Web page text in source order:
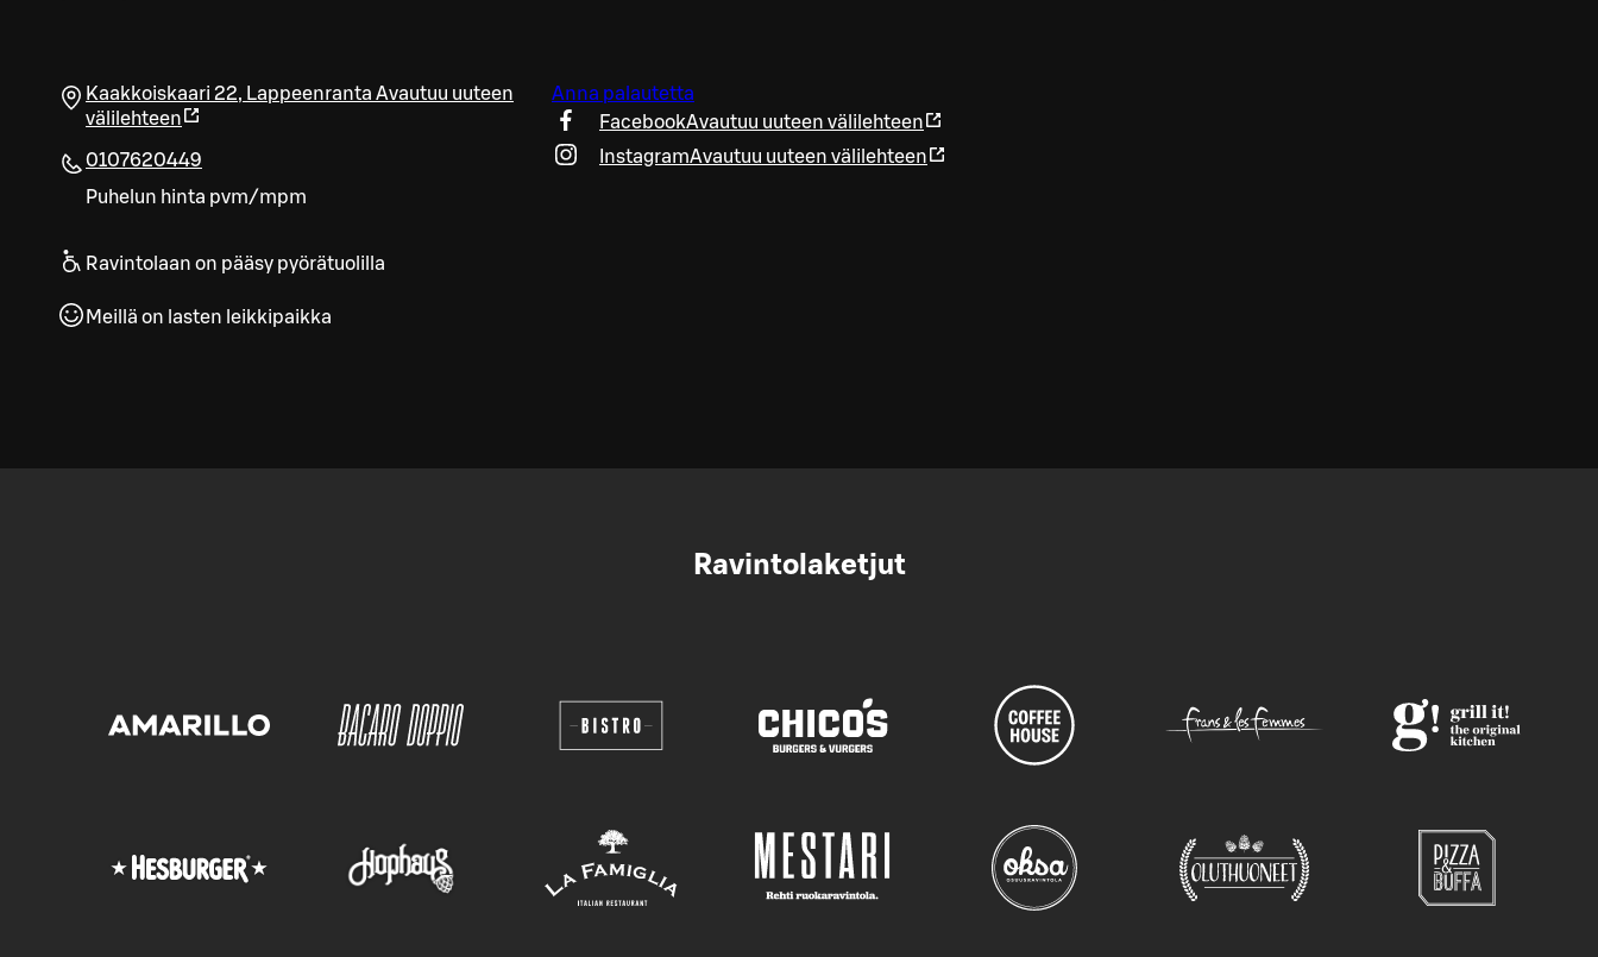
Kaakkoiskaari 22, Lappeenranta Avautuu uuteen
välilehteen
0107620449
Puhelun hinta pvm/mpm
Ravintolaan on pääsy pyörätuolilla
Meillä on lasten leikkipaikka
Anna palautetta
FacebookAvautuu uuteen välilehteen
InstagramAvautuu uuteen välilehteen
Ravintolaketjut